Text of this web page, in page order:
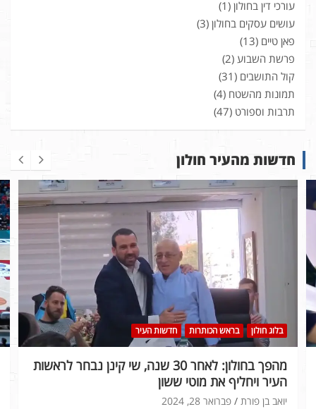
עורכי דין בחולון (1)
עושים עסקים בחולון (3)
פאן טיים (13)
פרשת השבוע (2)
קול התושבים (31)
תמונות מהשטח (4)
תרבות וספורט (47)
חדשות מהעיר חולון
בלוג חולון בראש הכותרות חדשות העיר
מהפך בחולון: לאחר 30 שנה, שי קינן נבחר לראשות
העיר ויחליף את מוטי ששון
פברואר 28, 2024 יואב בן פורת